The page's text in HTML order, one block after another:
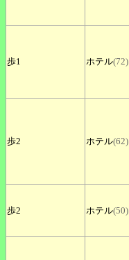
歩1 ホテル(72)
歩2 ホテル(62)
歩2 ホテル(50)